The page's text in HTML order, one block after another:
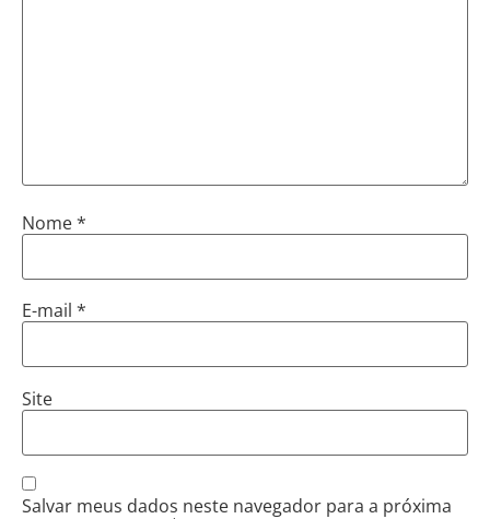
Nome*
E-mail *
Site
Salvar meus dados neste navegador para a próxima